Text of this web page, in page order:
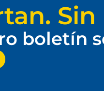
Sin
boletín